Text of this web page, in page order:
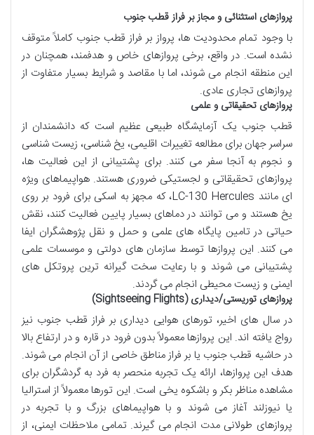
پروازهای استثنائی و مجاز بر فراز قطب جنوب
با وجود تمام محدودیت ها، پرواز بر فراز قطب جنوب کاملاً متوقف
نشده است. در واقع، برخی پروازهای خاص و هدفمند، همچنان در
این منطقه انجام می شوند، اما با مقاصد و شرایط بسیار متفاوت از
پروازهای تجاری عادی.
پروازهای تحقیقاتی و علمی
قطب جنوب یک آزمایشگاه طبیعی عظیم است که دانشمندان از
سراسر جهان برای مطالعه تغییرات اقلیمی، یخ شناسی، زیست شناسی
و نجوم به آنجا سفر می کنند. برای پشتیبانی از این فعالیت ها،
پروازهای تحقیقاتی و لجستیکی ضروری هستند. هواپیماهای ویژه
ای مانند LC-130 Hercules، که مجهز به اسکی برای فرود بر روی
یخ هستند و می توانند در دماهای بسیار پایین فعالیت کنند، نقش
حیاتی در تامین پایگاه های علمی و حمل و نقل پژوهشگران ایفا
می کنند. این پروازها توسط سازمان های دولتی و موسسات علمی
پشتیبانی می شوند و با رعایت سخت گیرانه ترین پروتکل های
ایمنی و زیست محیطی انجام می گردند.
پروازهای توریستی/دیداری (Sightseeing Flights)
در سال های اخیر، تورهای هوایی دیداری بر فراز قطب جنوب نیز
رواج یافته اند. این پروازها معمولاً بدون فرود در قاره و در ارتفاع بالا
در حاشیه قطب جنوب یا بر فراز مناطق خاصی از آن انجام می شوند.
هدف این پروازها، ارائه یک تجربه منحصر به فرد به گردشگران برای
مشاهده مناظر بکر و باشکوه یخی است. این تورها معمولاً از استرالیا
یا نیوزلند آغاز می شوند و با هواپیماهای بزرگ و با تجربه در
پروازهای طولانی مدت انجام می گیرند. تمامی ملاحظات ایمنی، از